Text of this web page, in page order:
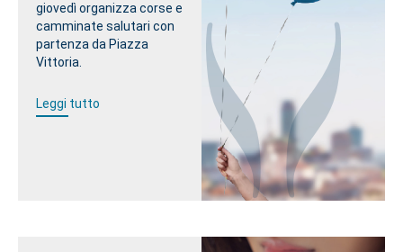
giovedì organizza corse e
camminate salutari con
partenza da Piazza
Vittoria.
Leggi tutto